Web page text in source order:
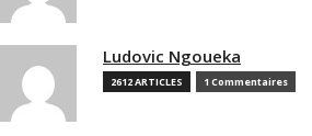
Ludovic Ngoueka
2612 ARTICLES 1 Commentaires